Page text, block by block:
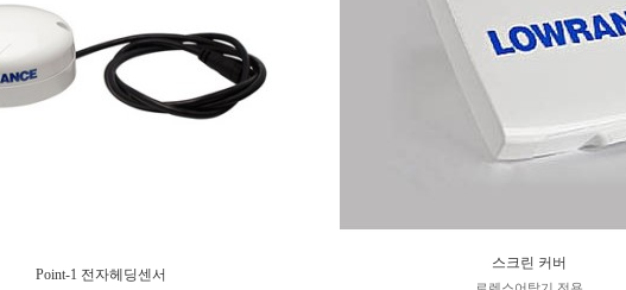
Point-1 전자헤딩센서
스크린 커버